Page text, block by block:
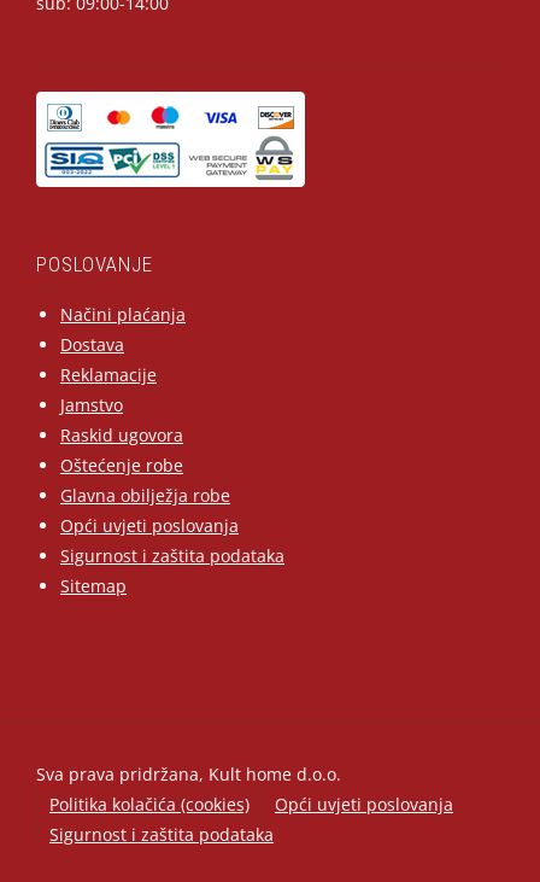
POSLOVANJE
Načini plaćanja
Dostava
Reklamacije
Jamstvo
Raskid ugovora
Oštećenje robe
Glavna obilježja robe
Opći uvjeti poslovanja
Sigurnost i zaštita podataka
Sitemap
Sva prava pridržana, Kult home d.o.o.
Politika kolačića (cookies)
Opći uvjeti poslovanja
Sigurnost i zaštita podataka